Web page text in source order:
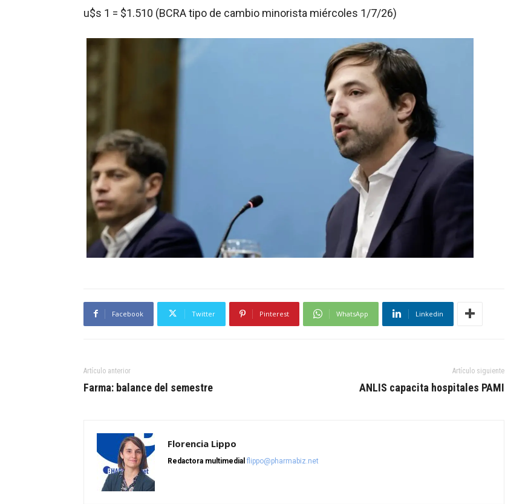
u$s 1 = $1.510 (BCRA tipo de cambio minorista miércoles 1/7/26)
Facebook Twitter Pinterest WhatsApp Linkedin
Artículo anterior
Farma: balance del semestre
Artículo siguiente
ANLIS capacita hospitales PAMI
Florencia Lippo
Redactora multimedial flippo@pharmabiz.net